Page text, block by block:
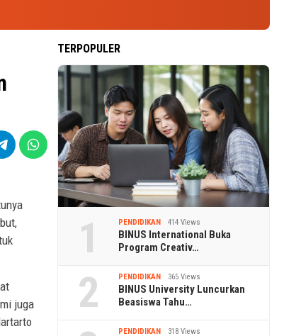
juga
TERPOPULER
1 PENDIDIKAN 414 Views
BINUS International Buka
Program Creativ…
2 PENDIDIKAN 365 Views
BINUS University Luncurkan
Beasiswa Tahu…
PENDIDIKAN 318 Views